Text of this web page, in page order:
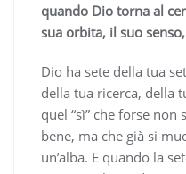
quando Dio torna al
sua orbita, il suo
Dio ha sete della tua
della tua ricerca, della
quel “sì” che forse
bene, ma che già si
un’alba. E quando la